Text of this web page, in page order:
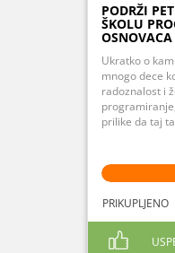
PODRŽI
ŠKOLU
OSNOVACA
Ukratko o
mnogo dece
radoznalost i
prilike da taj